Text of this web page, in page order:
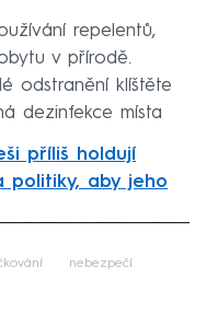
repelentů,
v přírodě.
odstranění klíštěte
dezinfekce místa
příliš holdují
politiky, aby jeho
nebezpečí